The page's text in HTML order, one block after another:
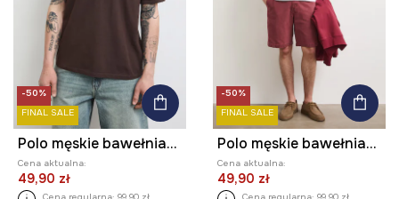
-50%
FINAL SALE
Polo męskie bawełniane ze strukturalnej dzianiny
Cena aktualna:
49,90 zł
Cena regularna: 99,90 zł
-50%
FINAL SALE
Polo męskie bawełniane ze strukturalnej dzianiny
Cena aktualna:
49,90 zł
Cena regularna: 99,90 zł